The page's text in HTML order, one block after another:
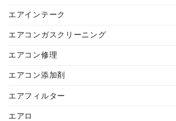
エアインテーク
エアコンガスクリーニング
エアコン修理
エアコン添加剤
エアフィルター
エアロ